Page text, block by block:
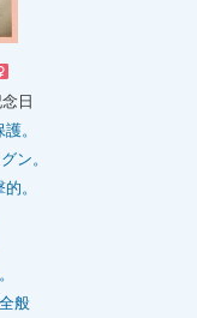
日
。
ン。
。
般